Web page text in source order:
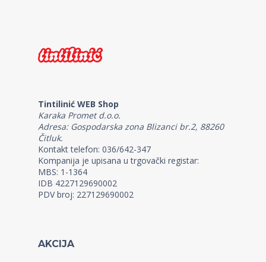
Tintilinić WEB Shop
Karaka Promet d.o.o.
Adresa: Gospodarska zona Blizanci br.2, 88260
Čitluk.
Kontakt telefon: 036/642-347
Kompanija je upisana u trgovački registar:
MBS: 1-1364
IDB 4227129690002
PDV broj: 227129690002
AKCIJA